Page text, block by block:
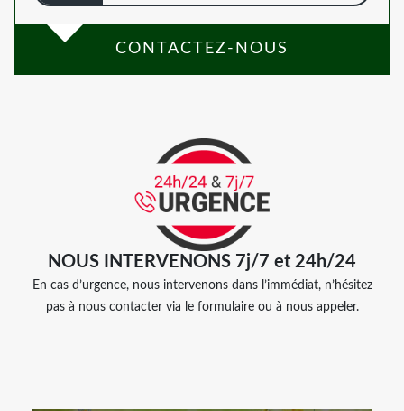
CONTACTEZ-NOUS
NOUS INTERVENONS 7j/7 et 24h/24
En cas d’urgence, nous intervenons dans l’immédiat, n’hésitez
pas à nous contacter via le formulaire ou à nous appeler.